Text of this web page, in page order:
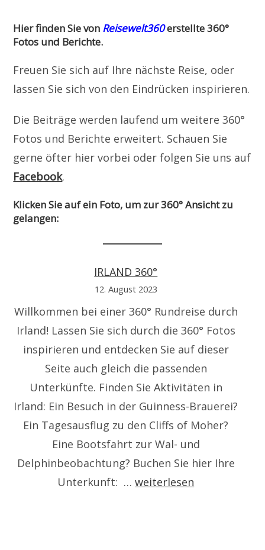
Hier finden Sie von Reisewelt360erstellte 360°
Fotos und Berichte.
Freuen Sie sich auf Ihre nächste Reise, oder
lassen Sie sich von den Eindrücken inspirieren.
Die Beiträge werden laufend um weitere 360°
Fotos und Berichte erweitert. Schauen Sie
gerne öfter hier vorbei oder folgen Sie uns auf
Facebook.
Klicken Sie auf ein Foto, um zur 360° Ansicht zu
gelangen:
IRLAND 360°
12. August 2023
Willkommen bei einer 360° Rundreise durch
Irland! Lassen Sie sich durch die 360° Fotos
inspirieren und entdecken Sie auf dieser
Seite auch gleich die passenden
Unterkünfte. Finden Sie Aktivitäten in
Irland: Ein Besuch in der Guinness-Brauerei?
Ein Tagesausflug zu den Cliffs of Moher?
Eine Bootsfahrt zur Wal- und
Delphinbeobachtung? Buchen Sie hier Ihre
Unterkunft: …IRLAND
weiterlesen